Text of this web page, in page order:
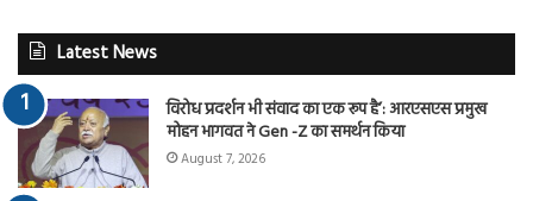
Latest News
विरोध प्रदर्शन भी संवाद का एक रूप है’: आरएसएस प्रमुख
मोहन भागवत ने Gen -Z का समर्थन किया
August 7, 2026